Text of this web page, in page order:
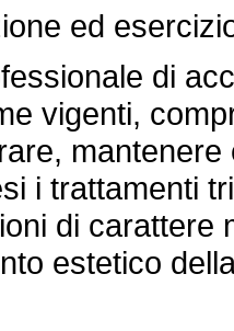
ed
di
vigenti,
i trattamenti
di carattere
estetico